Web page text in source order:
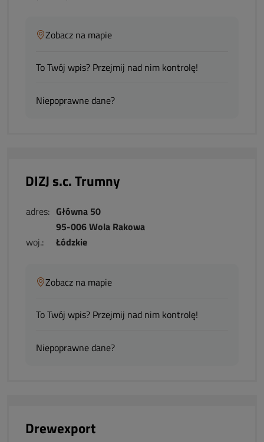
Zobacz na mapie
To Twój wpis? Przejmij nad nim kontrolę!
Niepoprawne dane?
DIZJ s.c. Trumny
adres: Główna 50
95-006 Wola Rakowa
woj.:
Łódzkie
Zobacz na mapie
To Twój wpis? Przejmij nad nim kontrolę!
Niepoprawne dane?
Drewexport